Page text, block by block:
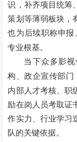
识，补齐项目统筹
策划等薄弱板块，
也为后续职称申报
专业根基。
当下众多影
构、政企宣传部门
内部人才考核、职
励在岗人员考取证
作实力、行业学习
队的关键依据。